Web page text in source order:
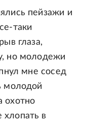
пейзажи и
таки
глаза,
но молодежи
мне сосед
молодой
охотно
хлопать в